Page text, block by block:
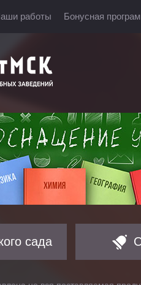
работы Бонусная
сада